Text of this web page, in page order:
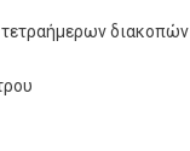
διακοπών